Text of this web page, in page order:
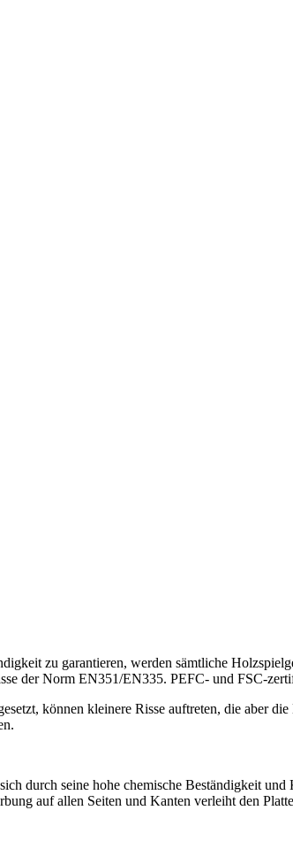
zu garantieren, werden sämtliche
der Norm EN351/EN335. PEFC- und FSC-
können kleinere Risse auftreten, die aber
durch seine hohe chemische Beständigkeit
auf allen Seiten und Kanten verleiht den